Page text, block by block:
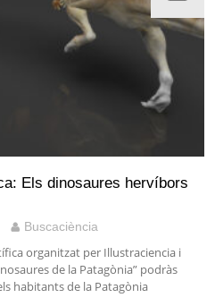
Els dinosaures hervíbors
Buscaciència
organitzat per Illustraciencia i
de la Patagònia” podràs
habitants de la Patagònia